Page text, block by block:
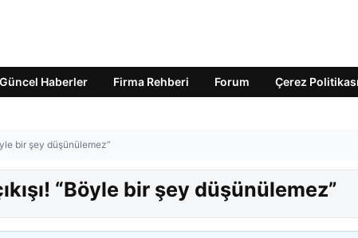
Güncel Haberler Firma Rehberi Forum Çerez Politikası
bir şey düşünülemez”
“Böyle bir şey düşünülemez”